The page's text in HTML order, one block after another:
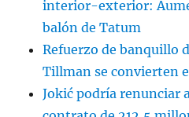
interior-exterior:
balón de Tatum
Refuerzo de banquillo
Tillman se convierten
Jokić podría renunciar